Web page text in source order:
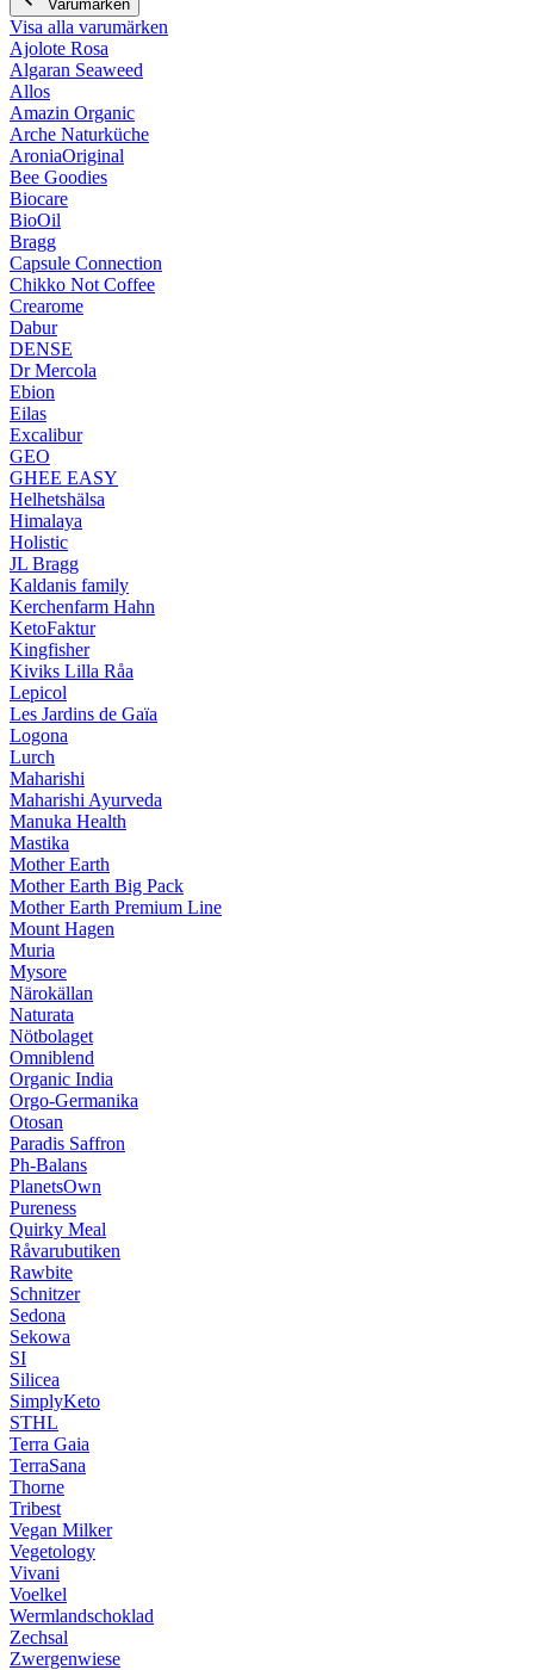
Varumärken
Visa alla varumärken
Ajolote Rosa
Algaran Seaweed
Allos
Amazin Organic
Arche Naturküche
AroniaOriginal
Bee Goodies
Biocare
BioOil
Bragg
Capsule Connection
Chikko Not Coffee
Crearome
Dabur
DENSE
Dr Mercola
Ebion
Eilas
Excalibur
GEO
GHEE EASY
Helhetshälsa
Himalaya
Holistic
JL Bragg
Kaldanis family
Kerchenfarm Hahn
KetoFaktur
Kingfisher
Kiviks Lilla Råa
Lepicol
Les Jardins de Gaïa
Logona
Lurch
Maharishi
Maharishi Ayurveda
Manuka Health
Mastika
Mother Earth
Mother Earth Big Pack
Mother Earth Premium Line
Mount Hagen
Muria
Mysore
Närokällan
Naturata
Nötbolaget
Omniblend
Organic India
Orgo-Germanika
Otosan
Paradis Saffron
Ph-Balans
PlanetsOwn
Pureness
Quirky Meal
Råvarubutiken
Rawbite
Schnitzer
Sedona
Sekowa
SI
Silicea
SimplyKeto
STHL
Terra Gaia
TerraSana
Thorne
Tribest
Vegan Milker
Vegetology
Vivani
Voelkel
Wermlandschoklad
Zechsal
Zwergenwiese